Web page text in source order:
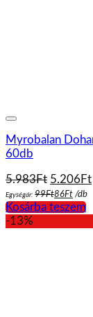
Myrobalan
60db
5.983Ft Original
price
was:
5.206 Ft
Egységár: 99Ft86Ft /db
Kosárba teszem
-13%